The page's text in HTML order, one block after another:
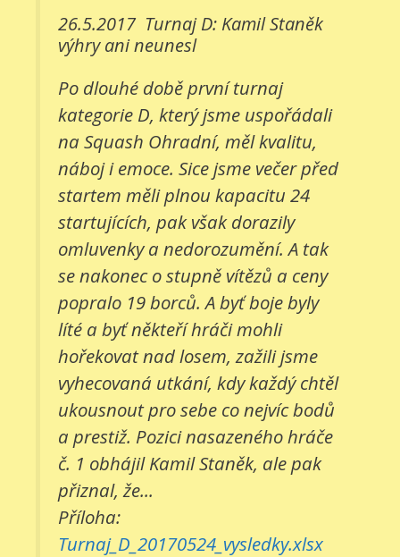
26.5.2017 Turnaj D: Kamil Staněk
výhry ani neunesl
Po dlouhé době první turnaj
kategorie D, který jsme uspořádali
na Squash Ohradní, měl kvalitu,
náboj i emoce. Sice jsme večer před
startem měli plnou kapacitu 24
startujících, pak však dorazily
omluvenky a nedorozumění. A tak
se nakonec o stupně vítězů a ceny
popralo 19 borců. A byť boje byly
líté a byť někteří hráči mohli
hořekovat nad losem, zažili jsme
vyhecovaná utkání, kdy každý chtěl
ukousnout pro sebe co nejvíc bodů
a prestiž. Pozici nasazeného hráče
č. 1 obhájil Kamil Staněk, ale pak
přiznal, že...
Příloha:
Turnaj_D_20170524_vysledky.xlsx